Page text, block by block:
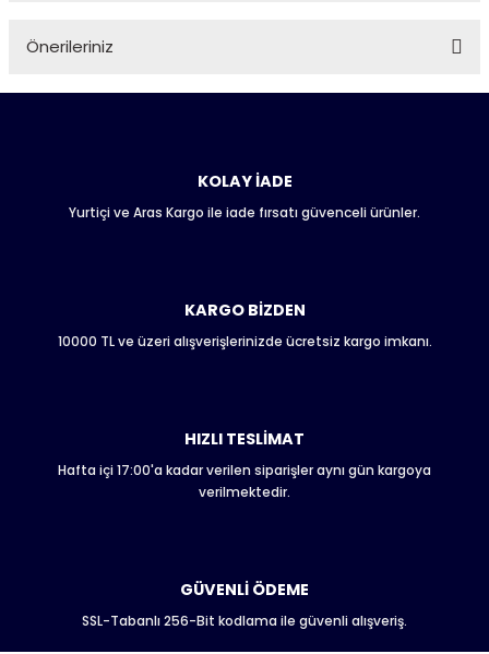
Önerileriniz
Bu ürünün fiyat bilgisi, resim, ürün açıklamalarında ve diğer
Ürün resmi kalitesiz, bozuk veya görüntülenemiyor.
Ürün fiyatı diğer sitelerden daha pahalı.
Bu ürüne benzer farklı alternatifler olmalı.
Gönder
KOLAY İADE
Yurtiçi ve Aras Kargo ile iade fırsatı güvenceli ürünler.
KARGO BİZDEN
10000 TL ve üzeri alışverişlerinizde ücretsiz kargo imkanı.
HIZLI TESLİMAT
Hafta içi 17:00'a kadar verilen siparişler aynı gün kargoya
verilmektedir.
GÜVENLİ ÖDEME
SSL-Tabanlı 256-Bit kodlama ile güvenli alışveriş.